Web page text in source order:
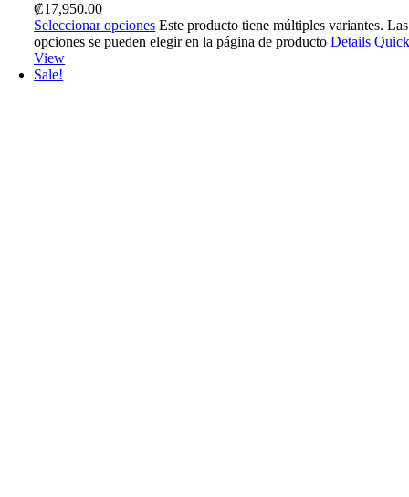
₡17,950.00
Seleccionar opciones Este producto tiene múltiples variantes. Las
opciones se pueden elegir en la página de productoDetails
View
Sale!